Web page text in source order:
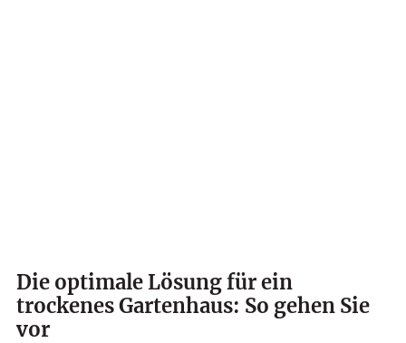
Die optimale Lösung für ein
trockenes Gartenhaus: So gehen Sie
vor